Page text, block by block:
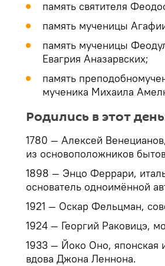
память святителя
память мученицы
память мученицы
Евагрия Аназарвских;
память
мученика Михаила
Родились в этот
1780 — Алексей
из основоположников
1898 — Энцо Феррари,
основатель одноимённой
1921 — Оскар Фельцман,
1924 — Георгий Раковицэ,
1933 — Йоко Оно, японская
вдова Джона Леннона.